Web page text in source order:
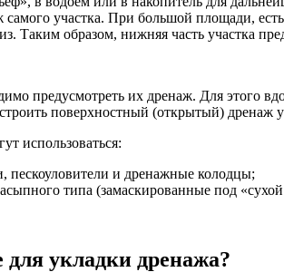
участка. При большой площади,
Таким образом, нижняя часть участка
предусмотреть их дренаж. Для этого
поверхностный (открытый)
использоваться:
пескоуловители и дренажные колодцы;
типа (замаскированные под
укладки дренажа?